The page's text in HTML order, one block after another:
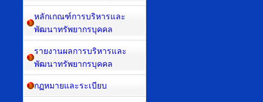
หลักเกณฑ์การบริหารและ
พัฒนาทรัพยากรบุคคล
รายงานผลการบริหารและ
พัฒนาทรัพยากรบุคคล
กฏหมายและระเบียบ